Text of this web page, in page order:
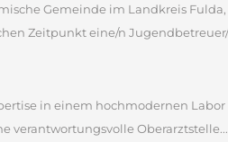
Gemeinde im Landkreis
Zeitpunkt eine/n Jugendbetreuer/
in einem hochmodernen
verantwortungsvolle Oberarztstelle...